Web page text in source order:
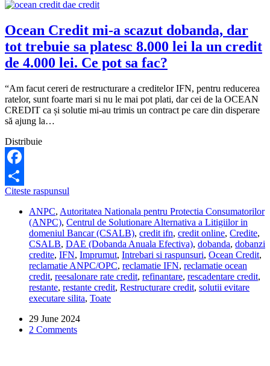
frauda
nimeni
nu-
mi
raspunde.
Ce
sa
fac?
Ocean Credit mi-a scazut dobanda, dar
tot trebuie sa platesc 8.000 lei la un credit
de 4.000 lei. Ce pot sa fac?
“Am facut cereri de restructurare a creditelor IFN, pentru reducerea
ratelor, sunt foarte mari si nu le mai pot plati, dar cei de la OCEAN
CREDIT ca și solutie mi-au trimis un contract pe care din disperare
să ajung la…
Distribuie
Facebook
Share
Citeste raspunsul
mi-
a
scazut
dobanda,
dar
tot
trebuie
sa
platesc
lei
la
ANPC, Autoritatea Nationala pentru Protectia Consumatorilor
(ANPC), Centrul de Solutionare Alternativa a Litigiilor in
domeniul Bancar (CSALB), credit ifn, credit online, Credite,
CSALB, DAE (Dobanda Anuala Efectiva), dobanda, dobanzi
credite, IFN, Imprumut, Intrebari si raspunsuri, Ocean Credit,
reclamatie ANPC/OPC, reclamatie IFN, reclamatie ocean
credit, reesalonare rate credit, refinantare, rescadentare credit,
restante, restante credit, Restructurare credit, solutii evitare
executare silita, Toate
29 June 2024
2 Comments